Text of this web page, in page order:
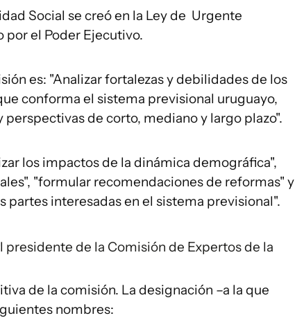
Social se creó en la Ley de Urgente
por el Poder Ejecutivo.
es: "Analizar fortalezas y debilidades de los
conforma el sistema previsional uruguayo,
de corto, mediano y largo plazo".
los impactos de la dinámica demográfica",
"formular recomendaciones de reformas" y
partes interesadas en el sistema previsional".
presidente de la Comisión de Expertos de la
de la comisión. La designación –a la que
nombres: